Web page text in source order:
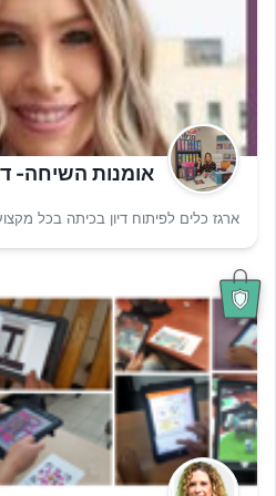
אומנות השיחה-
ארגז כלים לפיתוח דיון בכיתה בכל